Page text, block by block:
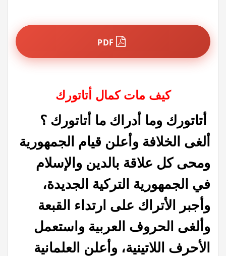
كيف مات كمال أتاتورك
أتاتورك وما أدراك ما أتاتورك ؟
ألغى الخلافة وأعلن قيام الجمهورية
ومحى كل علاقة بالدين والإسلام
في الجمهورية التركية الجديدة،
وأجبر الأتراك على ارتداء القبعة
وألغى الحروف العربية واستعمل
الأحرف اللاتينية، وأعلن العلمانية